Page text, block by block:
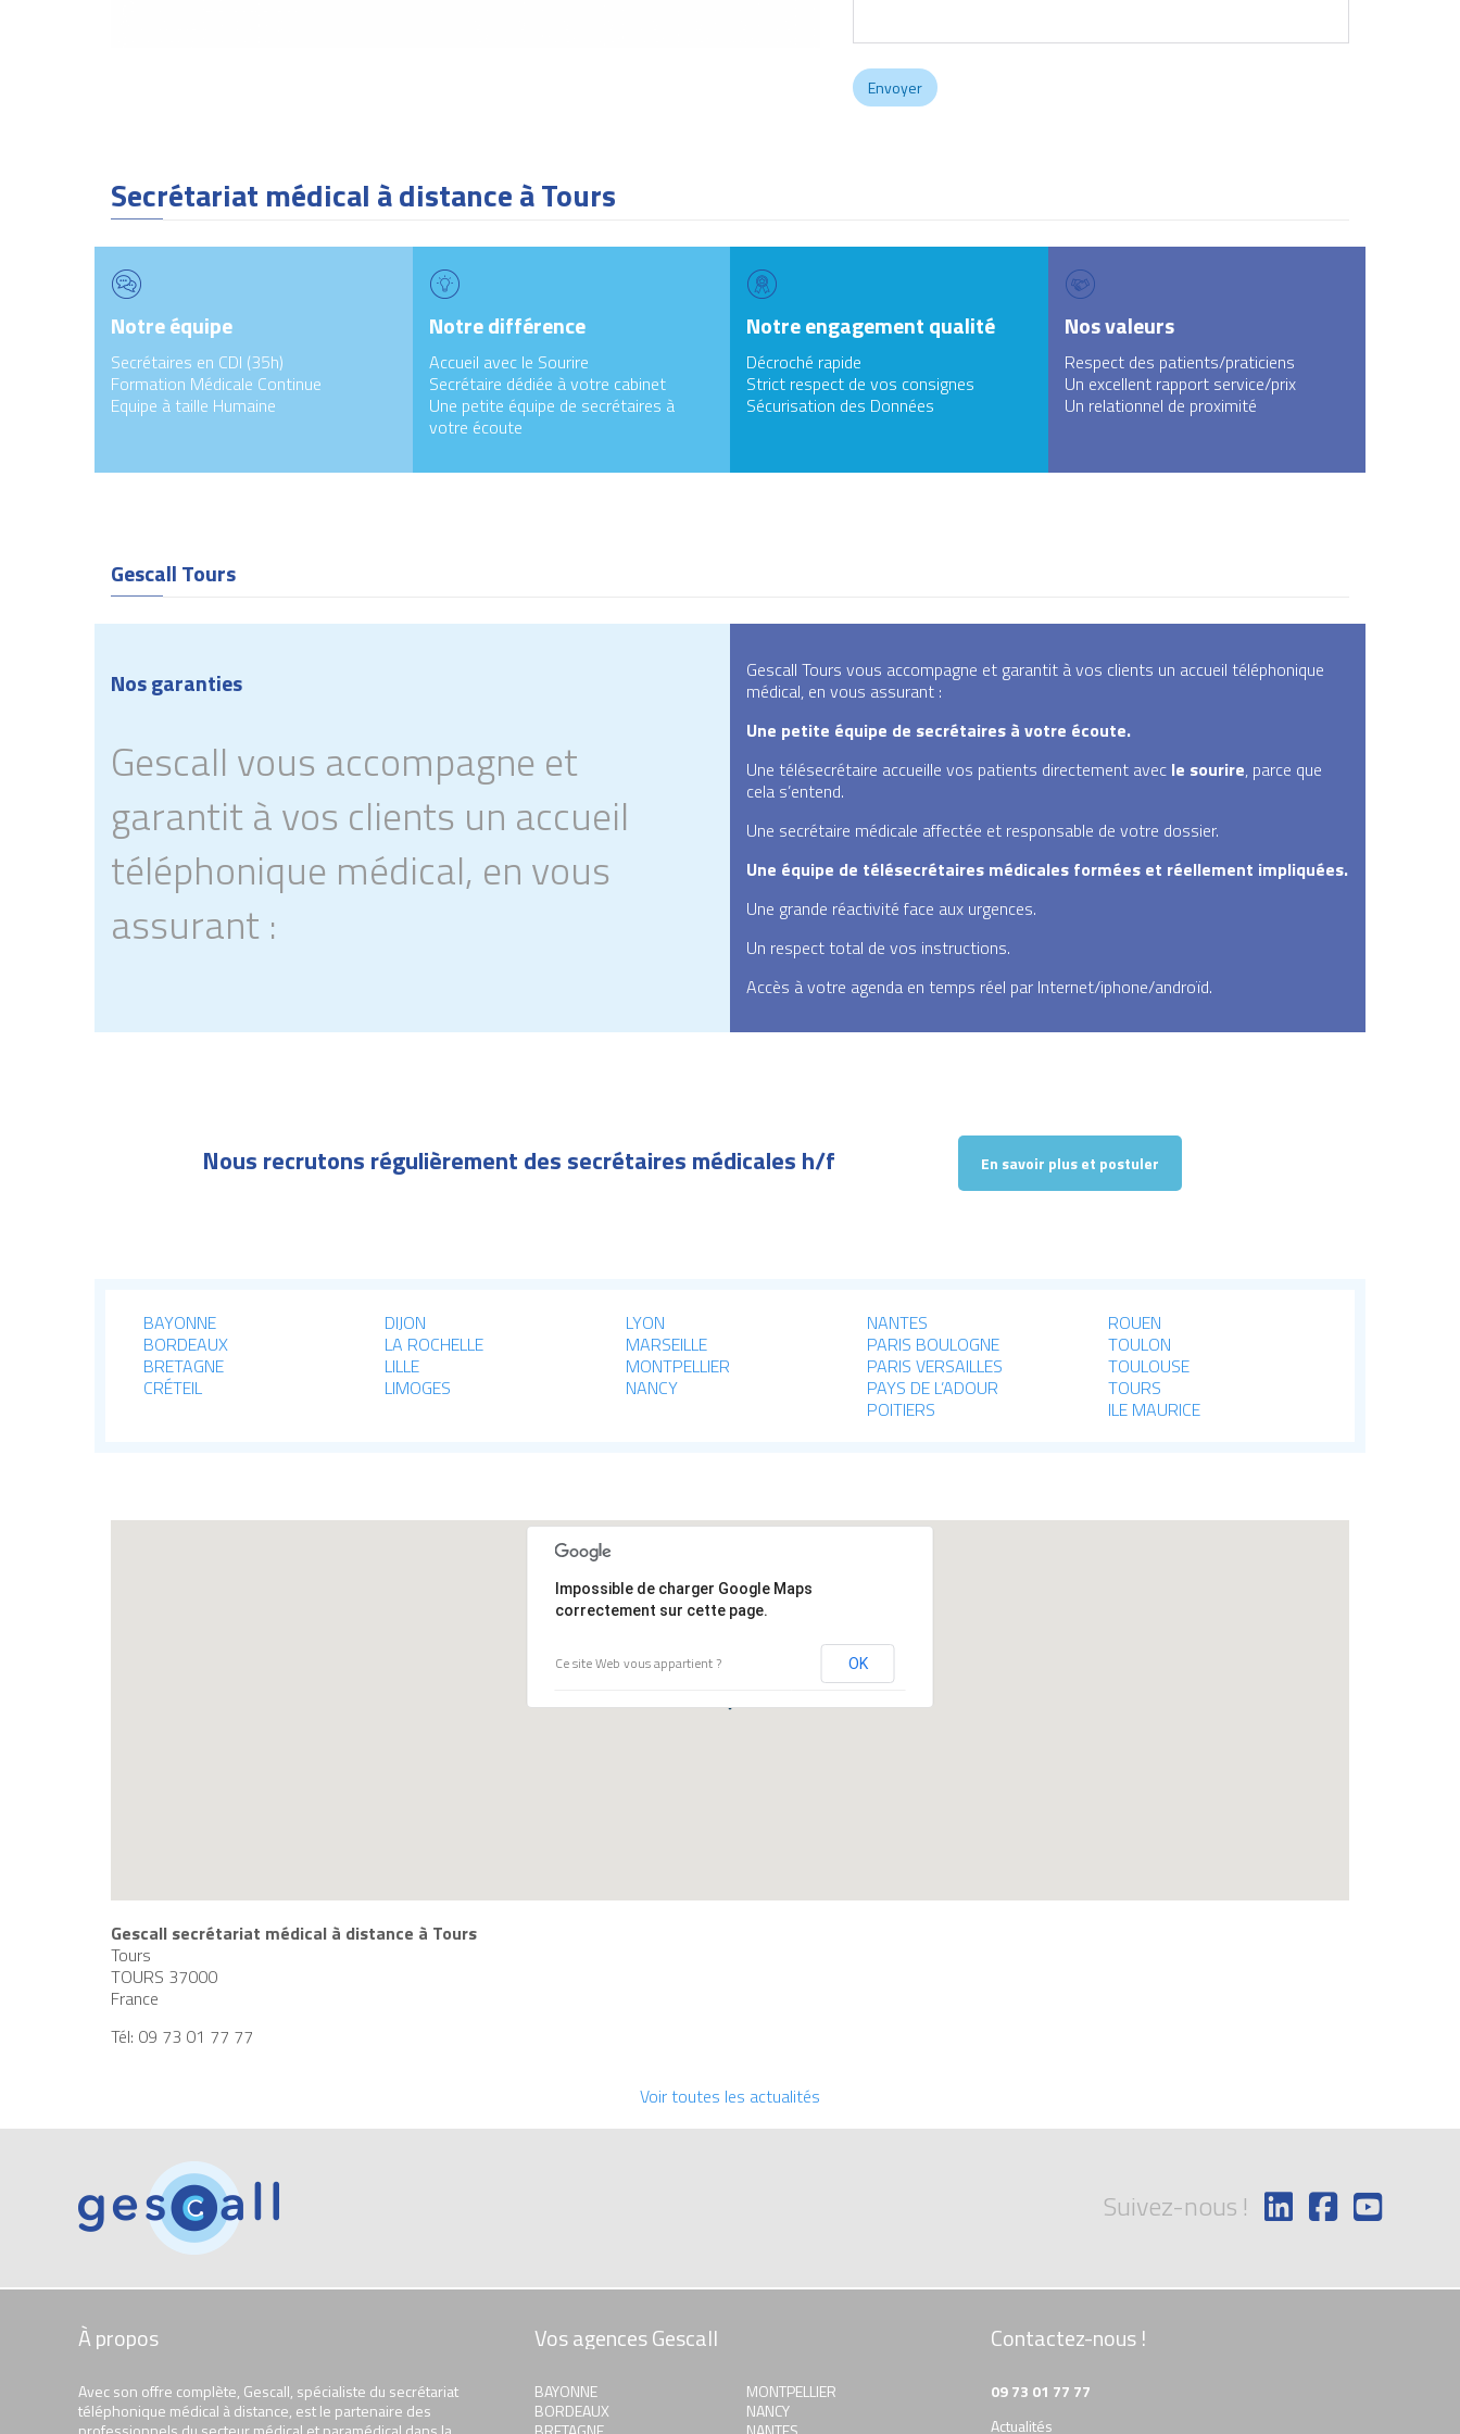
Secrétariat médical à distance à Tours
Notre équipe
Secrétaires en CDI (35h)
Formation Médicale Continue
Equipe à taille Humaine
Notre différence
Accueil avec le Sourire
Secrétaire dédiée à votre cabinet
Une petite équipe de secrétaires à
votre écoute
Notre engagement qualité
Décroché rapide
Strict respect de vos consignes
Sécurisation des Données
Nos valeurs
Respect des patients/praticiens
Un excellent rapport service/prix
Un relationnel de proximité
Gescall Tours
Nos garanties
Gescall vous accompagne et
garantit à vos clients un accueil
téléphonique médical, en vous
assurant :
Gescall Tours vous accompagne et garantit à vos clients un accueil téléphonique
médical, en vous assurant :
Une petite équipe de secrétaires à votre écoute.
Une télésecrétaire accueille vos patients directement avec le sourire, parce que
cela s’entend.
Une secrétaire médicale affectée et responsable de votre dossier.
Une équipe de télésecrétaires médicales formées et réellement impliquées.
Une grande réactivité face aux urgences.
Un respect total de vos instructions.
Accès à votre agenda en temps réel par Internet/iphone/androïd.
Nous recrutons régulièrement des secrétaires médicales h/f En savoir plus et postuler
BAYONNE
BORDEAUX
BRETAGNE
CRÉTEIL
DIJON
LA ROCHELLE
LILLE
LIMOGES
LYON
MARSEILLE
MONTPELLIER
NANCY
NANTES
PARIS BOULOGNE
PARIS VERSAILLES
PAYS DE L’ADOUR
POITIERS
ROUEN
TOULON
TOULOUSE
TOURS
ILE MAURICE
Impossible de charger Google Maps
correctement sur cette page.
Ce site Web vous appartient ? OK
Gescall secrétariat médical à distance à Tours
Tours
TOURS 37000
France
Tél: 09 73 01 77 77
Voir toutes les actualités
Suivez-nous !
À propos
Avec son offre complète, Gescall, spécialiste du secrétariat
téléphonique médical à distance, est le partenaire des
Vos agences Gescall
BAYONNE
BORDEAUX
MONTPELLIER
NANCY
Contactez-nous !
09 73 01 77 77
Actualités